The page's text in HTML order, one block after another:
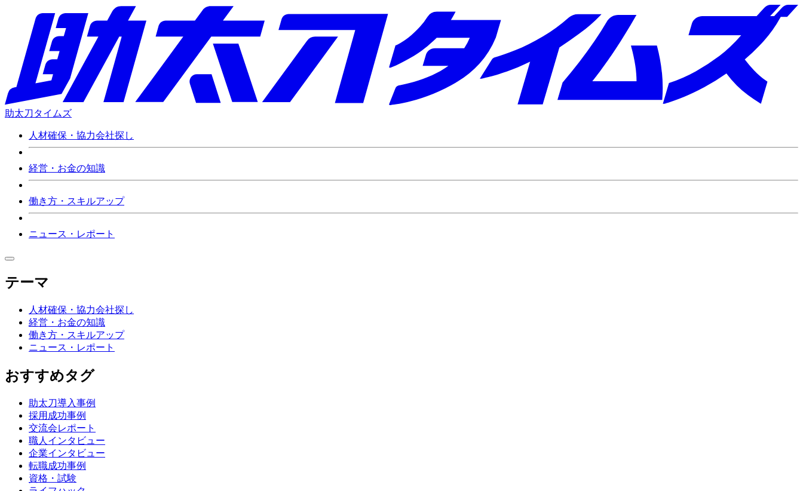
助太刀タイムズ
人材確保・協力会社探し
経営・お金の知識
働き方・スキルアップ
ニュース・レポート
テーマ
人材確保・協力会社探し
経営・お金の知識
働き方・スキルアップ
ニュース・レポート
おすすめタグ
助太刀導入事例
採用成功事例
交流会レポート
職人インタビュー
企業インタビュー
転職成功事例
資格・試験